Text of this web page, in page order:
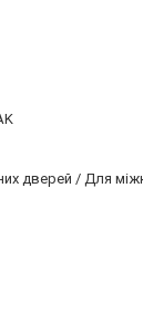
дверей / Для